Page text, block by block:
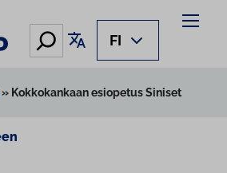
Hae Käännä sivu
FI
» Kokkokankaan esiopetus Siniset